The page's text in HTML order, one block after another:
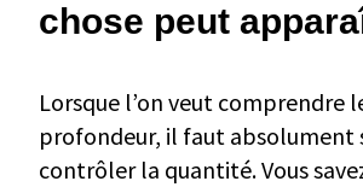
chose peut
Lorsque l’on veut comprendre
profondeur, il faut absolument
contrôler la quantité. Vous